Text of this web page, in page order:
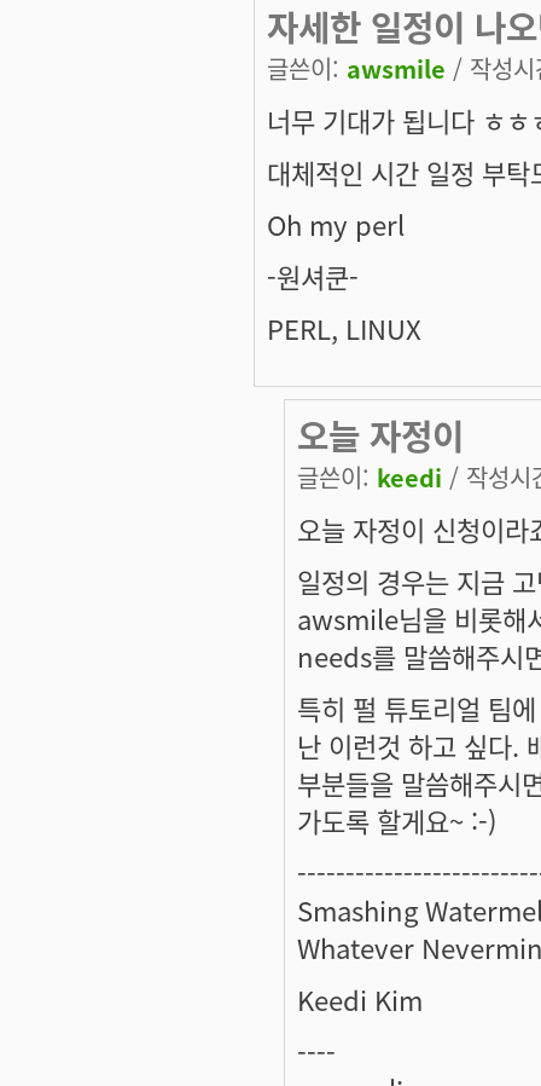
자세한 일정이 나
글쓴이: awsmile / 작성
너무 기대가 됩니다 ㅎㅎ
대체적인 시간 일정 부
Oh my perl
-원셔쿤-
PERL, LINUX
오늘 자정이
글쓴이: keedi / 작성
오늘 자정이 신청이
일정의 경우는 지금
awsmile님을 비롯해
needs를 말씀해주시
특히 펄 튜토리얼 팀
난 이런것 하고 싶다.
부분들을 말씀해주시
가도록 할게요~ :-)
Smashing
Whatever
Keedi Kim
----